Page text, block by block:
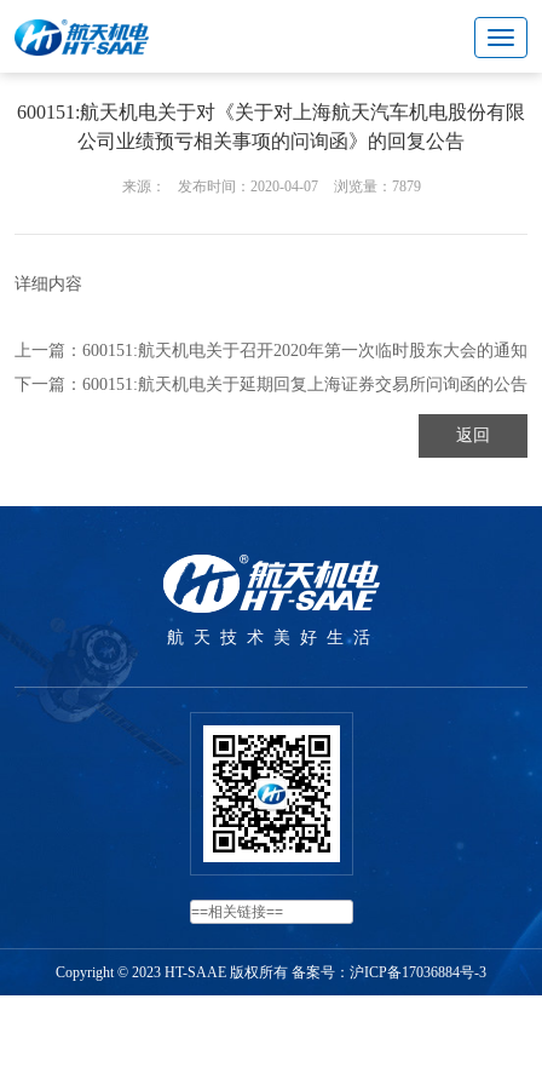
投资者关系
600151:航天机电关于对《关于对上海航天汽车机电股份有限
公司业绩预亏相关事项的问询函》的回复公告
来源： 发布时间：2020-04-07 浏览量：7879
详细内容
上一篇： 600151:航天机电关于召开2020年第一次临时股东大会的通知
下一篇： 600151:航天机电关于延期回复上海证券交易所问询函的公告
返回
航天技术美好生活
Copyright © 2023 HT-SAAE 版权所有 备案号： 沪ICP备17036884号-3